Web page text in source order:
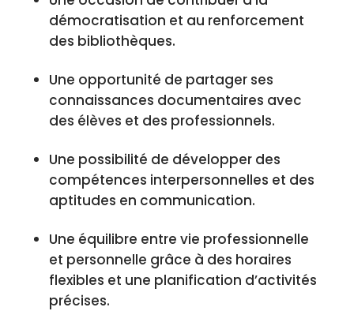
démocratisation et au renforcement
des bibliothèques.
Une opportunité de partager ses
connaissances documentaires avec
des élèves et des professionnels.
Une possibilité de développer des
compétences interpersonnelles et des
aptitudes en communication.
Une équilibre entre vie professionnelle
et personnelle grâce à des horaires
flexibles et une planification d’activités
précises.